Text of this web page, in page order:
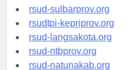
rsud-brebeskab.org
rsud-sulbarprov.org
rsudtpi-kepriprov.org
rsud-langsakota.org
rsud-ntbprov.org